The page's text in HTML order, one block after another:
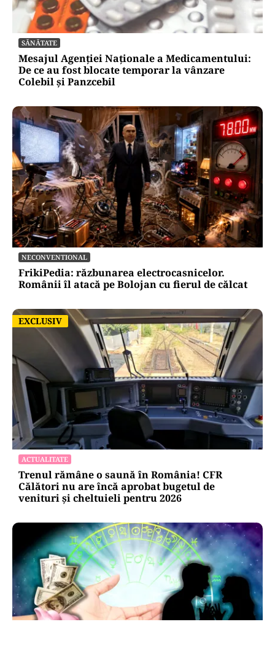
SĂNĂTATE
Mesajul Agenției Naționale a Medicamentului:
De ce au fost blocate temporar la vânzare
Colebil și Panzcebil
NECONVENTIONAL
FrikiPedia: răzbunarea electrocasnicelor.
Românii îl atacă pe Bolojan cu fierul de călcat
EXCLUSIV
EXCLUSIV
ACTUALITATE
Trenul rămâne o saună în România! CFR
Călători nu are încă aprobat bugetul de
venituri și cheltuieli pentru 2026